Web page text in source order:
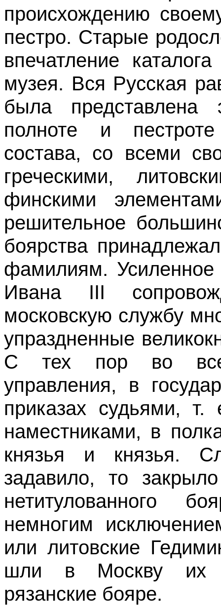
происхождению
пестро. Старые
впечатление
музея. Вся Русская
была
полноте и
состава, со всеми
греческими,
финскими
решительное
боярства
фамилиям.
Ивана III
московскую службу
упраздненные
С тех пор во всех
управления, в
приказах судьями,
наместниками, в
князья и князья.
задавило, то
нетитулованного
немногим
или литовские
шли в Москву их
рязанские бояре.